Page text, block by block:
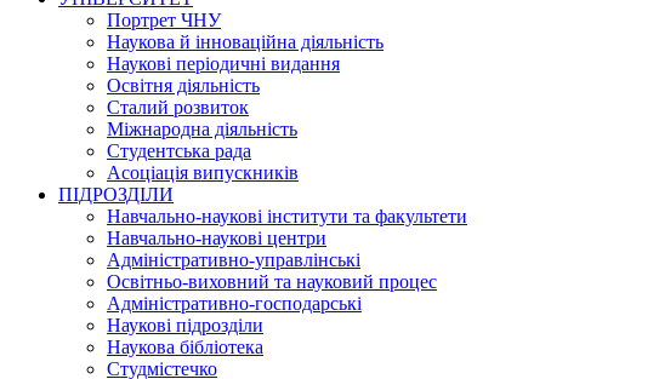
Портрет ЧНУ
Наукова й інноваційна діяльність
Наукові періодичні видання
Освітня діяльність
Сталий розвиток
Міжнародна діяльність
Студентська рада
Асоціація випускників
ПІДРОЗДІЛИ
Навчально-наукові інститути та факультети
Навчально-наукові центри
Адміністративно-управлінські
Освітньо-виховний та науковий процес
Адміністративно-господарські
Наукові підрозділи
Наукова бібліотека
Студмістечко